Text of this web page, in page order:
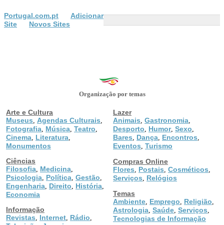
Portugal.com.pt
Adicionar
Site
Novos Sites
Organização por temas
Arte e Cultura
Museus
Agendas Culturais
Fotografia Música Teatro
Cinema Literatura
Monumentos
Ciências
Filosofia Medicina
Psicologia Política Gestão
Engenharia Direito História
Economia
Informação
Revistas
Internet Rádio
Lazer
Animais Gastronomia
Desporto Humor, Sexo
Bares Dança Encontros
Eventos Turismo
Compras Online
Flores
Postais Cosméticos
Serviços
Relógios
Temas
Ambiente Emprego Religião
Astrologia Saúde Serviços
Tecnologias de Informação